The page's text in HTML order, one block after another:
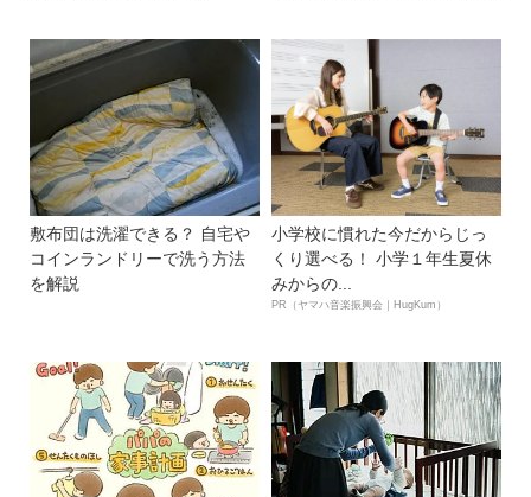
敷布団は洗濯できる？ 自宅や
コインランドリーで洗う方法
を解説
小学校に慣れた今だからじっ
くり選べる！ 小学１年生夏休
みからの...
PR（ヤマハ音楽振興会｜HugKum）